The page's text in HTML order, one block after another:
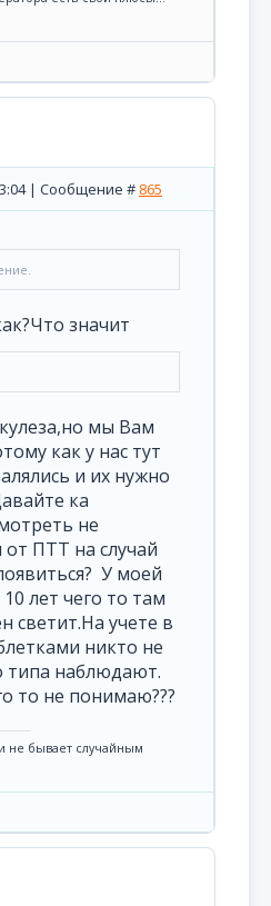
| Сообщение # 865
значит
мы Вам
как у нас тут
и их нужно
ка
не
ПТТ на случай
У моей
лет чего то там
светит.На учете в
никто не
типа наблюдают.
то не понимаю???
не бывает случайным